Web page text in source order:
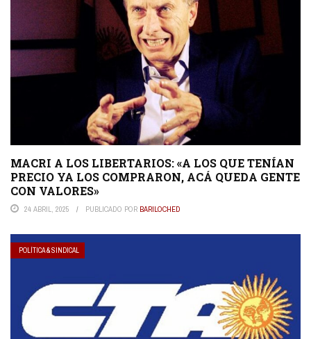
MACRI A LOS LIBERTARIOS: «A LOS QUE TENÍAN
PRECIO YA LOS COMPRARON, ACÁ QUEDA GENTE
CON VALORES»
24 ABRIL, 2025 PUBLICADO POR BARILOCHED
POLÍTICA & SINDICAL